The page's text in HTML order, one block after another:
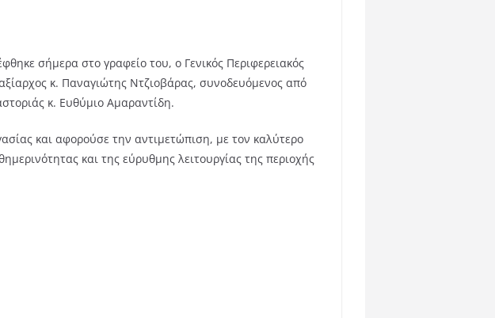
σήμερα στο γραφείο του, ο Γενικός Περιφερειακός
κ. Παναγιώτης Ντζιοβάρας, συνοδευόμενος από
κ. Ευθύμιο Αμαραντίδη.
και αφορούσε την αντιμετώπιση, με τον καλύτερο
και της εύρυθμης λειτουργίας της περιοχής